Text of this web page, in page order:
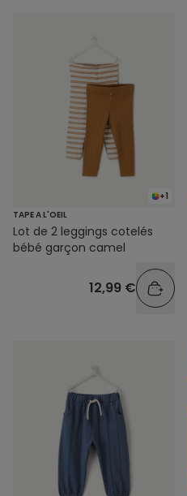
+1
TAPE A L'OEIL
Lot de 2 leggings cotelés
bébé garçon camel
12,99 €